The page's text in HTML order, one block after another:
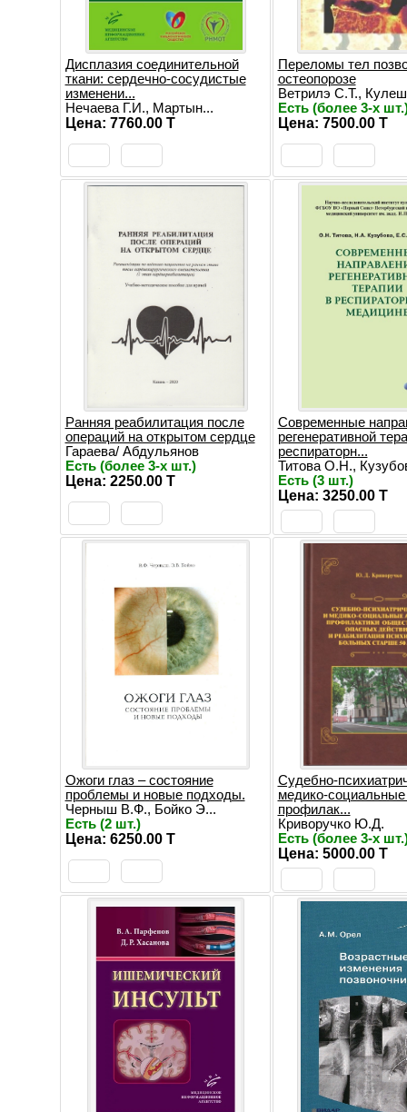
Дисплазия соединительной
ткани: сердечно-сосудистые
изменени...
Нечаева Г.И., Мартын...
Цена: 7760.00 T
Переломы тел
остеопорозе
Ветрилэ С.Т.,
Есть (более 3-х
Цена: 7500.00 T
Ранняя реабилитация после
операций на открытом сердце
Гараева/ Абдульянов
Есть (более 3-х шт.)
Цена: 2250.00 T
Современные
регенеративной
респираторн...
Титова О.Н.,
Есть (3 шт.)
Цена: 3250.00 T
Ожоги глаз – состояние
проблемы и новые подходы.
Черныш В.Ф., Бойко Э...
Есть (2 шт.)
Цена: 6250.00 T
Судебно-
медико-
профилак...
Криворучко Ю.Д.
Есть (более 3-х
Цена: 5000.00 T